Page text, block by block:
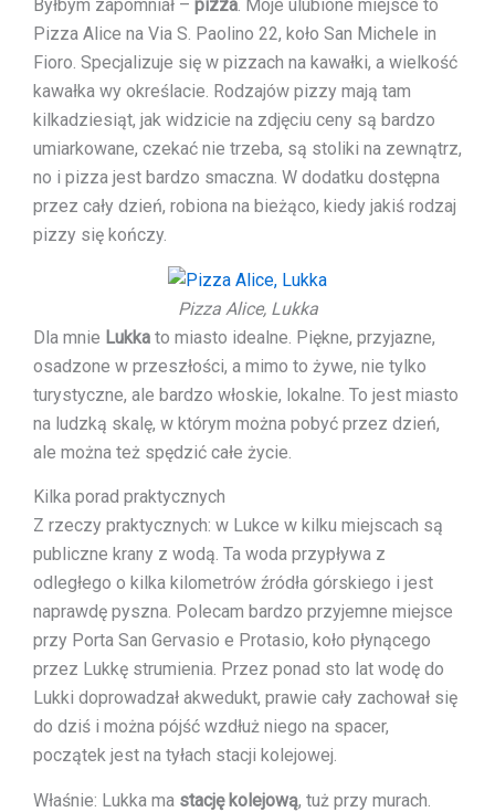
Byłbym zapomniał – pizza. Moje ulubione miejsce to
Pizza Alice na Via S. Paolino 22, koło San Michele in
Fioro. Specjalizuje się w pizzach na kawałki, a wielkość
kawałka wy określacie. Rodzajów pizzy mają tam
kilkadziesiąt, jak widzicie na zdjęciu ceny są bardzo
umiarkowane, czekać nie trzeba, są stoliki na zewnątrz,
no i pizza jest bardzo smaczna. W dodatku dostępna
przez cały dzień, robiona na bieżąco, kiedy jakiś rodzaj
pizzy się kończy.
Pizza Alice, Lukka
Dla mnie Lukka to miasto idealne. Piękne, przyjazne,
osadzone w przeszłości, a mimo to żywe, nie tylko
turystyczne, ale bardzo włoskie, lokalne. To jest miasto
na ludzką skalę, w którym można pobyć przez dzień,
ale można też spędzić całe życie.
Kilka porad praktycznych
Z rzeczy praktycznych: w Lukce w kilku miejscach są
publiczne krany z wodą. Ta woda przypływa z
odległego o kilka kilometrów źródła górskiego i jest
naprawdę pyszna. Polecam bardzo przyjemne miejsce
przy Porta San Gervasio e Protasio, koło płynącego
przez Lukkę strumienia. Przez ponad sto lat wodę do
Lukki doprowadzał akwedukt, prawie cały zachował się
do dziś i można pójść wzdłuż niego na spacer,
początek jest na tyłach stacji kolejowej.
Właśnie: Lukka ma stację kolejową, tuż przy murach.